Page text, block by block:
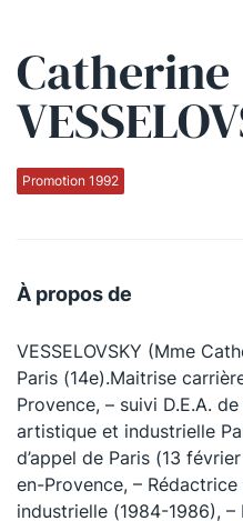
Catherine
Promotion 1992
À propos de
VESSELOVSKY (Mme
Paris (14e).Maitrise
Provence, – suivi D.E.A.
artistique et industrielle
d’appel de Paris (13
en-Provence, –
industrielle (1984-1986),
Qui sommes-nous ?
La Conférence
La défense pénale
Le Concours de la Conférence
La Conférence Berryer
La Petite Conférence